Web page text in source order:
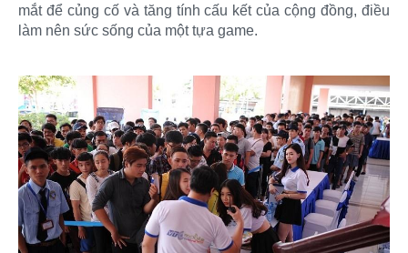
mắt để củng cố và tăng tính cấu kết của cộng đồng, điều
làm nên sức sống của một tựa game.